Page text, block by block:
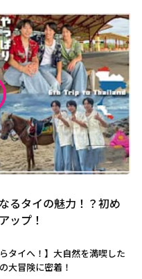
るタイの魅力！？初め
ップ！
らタイへ！】大自然を満喫した
大冒険に密着！